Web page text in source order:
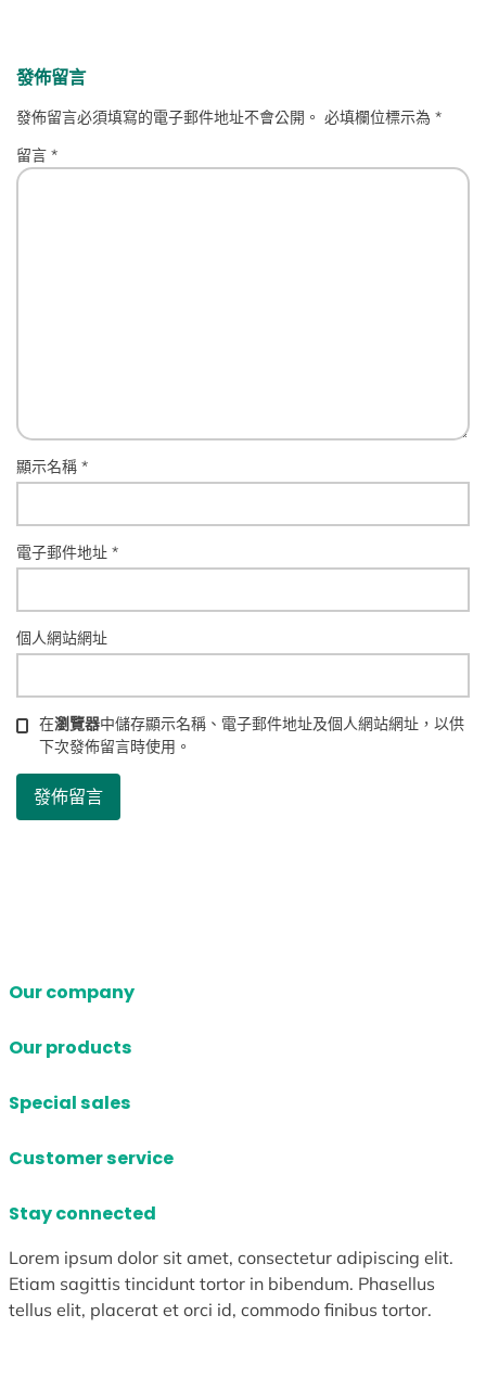
發佈留言
發佈留言必須填寫的電子郵件地址不會公開。 必填欄位標示為*
留言*
顯示名稱*
電子郵件地址*
個人網站網址
在瀏覽器中儲存顯示名稱、電子郵件地址及個人網站網址，以供
下次發佈留言時使用。
Our company
Our products
Special sales
Customer service
Stay connected
Lorem ipsum dolor sit amet, consectetur adipiscing elit.
Etiam sagittis tincidunt tortor in bibendum. Phasellus
tellus elit, placerat et orci id, commodo finibus tortor.